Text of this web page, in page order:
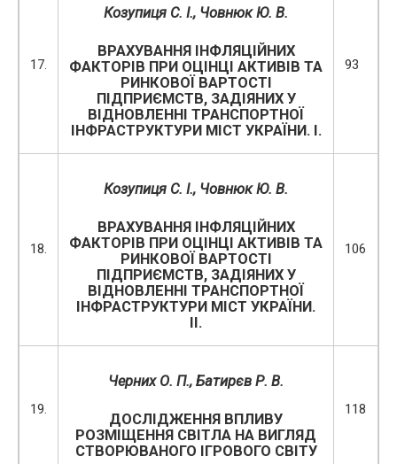
17.
Козупиця С. І., Човнюк Ю. В.
ВРАХУВАННЯ ІНФЛЯЦІЙНИХ
ФАКТОРІВ ПРИ ОЦІНЦІ АКТИВІВ ТА
РИНКОВОЇ ВАРТОСТІ
ПІДПРИЄМСТВ, ЗАДІЯНИХ У
ВІДНОВЛЕННІ ТРАНСПОРТНОЇ
ІНФРАСТРУКТУРИ МІСТ УКРАЇНИ. І.
93
18.
Козупиця С. І., Човнюк Ю. В.
ВРАХУВАННЯ ІНФЛЯЦІЙНИХ
ФАКТОРІВ ПРИ ОЦІНЦІ АКТИВІВ ТА
РИНКОВОЇ ВАРТОСТІ
ПІДПРИЄМСТВ, ЗАДІЯНИХ У
ВІДНОВЛЕННІ ТРАНСПОРТНОЇ
ІНФРАСТРУКТУРИ МІСТ УКРАЇНИ.
ІI.
106
19.
Черних О. П., Батирєв Р. В.
ДОСЛІДЖЕННЯ ВПЛИВУ
РОЗМІЩЕННЯ СВІТЛА НА ВИГЛЯД
СТВОРЮВАНОГО ІГРОВОГО СВІТУ
118